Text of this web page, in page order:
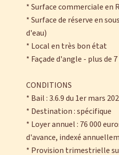
* Surface commerciale en
* Surface de réserve en
d'eau)
* Local en très bon état
* Façade d'angle - plus de
CONDITIONS
* Bail : 3.6.9 du 1er mars
* Destination : spécifique
* Loyer annuel : 76 000
d'avance, indexé
* Provision trimestrielle